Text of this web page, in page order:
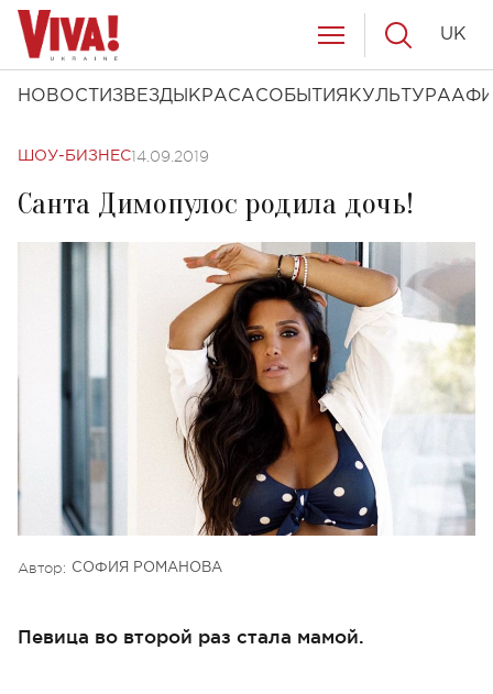
НОВОСТИ ЗВЕЗДЫ КРАСАСОБЫТИЯ КУЛЬТУРА
UK
ШОУ-БИЗНЕС14.09.2019
Санта Димопулос родила дочь!
Автор: СОФИЯ РОМАНОВА
Певица во второй раз стала мамой.